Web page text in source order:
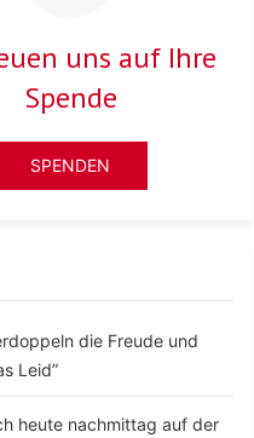
uns auf Ihre
Spende
SPENDEN
die Freude und
Leid”
heute nachmittag auf der